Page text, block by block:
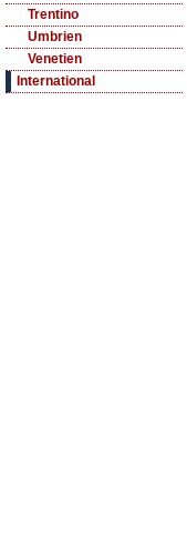
Trentino
Umbrien
Venetien
International